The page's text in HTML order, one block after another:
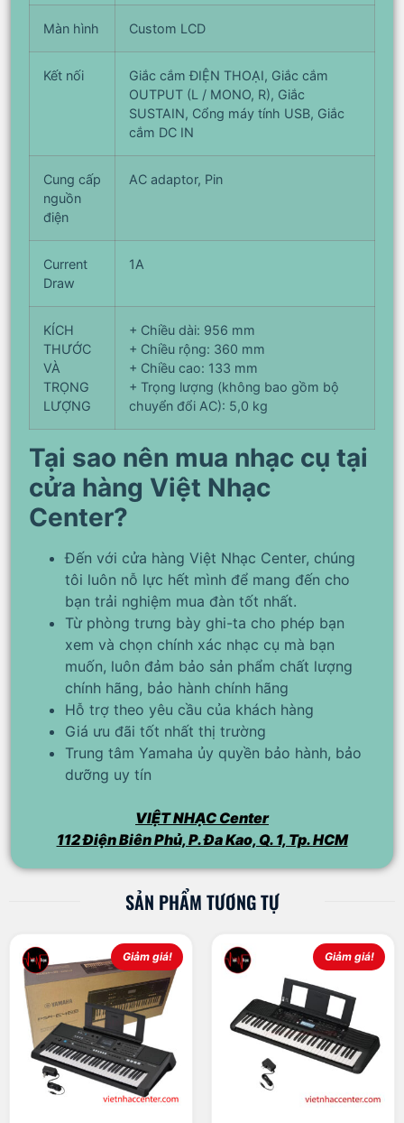
Màn hình Custom LCD
Kết nối
Giắc cắm ĐIỆN THOẠI, Giắc cắm
OUTPUT (L / MONO, R), Giắc
SUSTAIN, Cổng máy tính USB, Giắc
cắm DC IN
Cung cấp
nguồn
điện
AC adaptor, Pin
Current
Draw
1A
KÍCH
THƯỚC
VÀ
TRỌNG
LƯỢNG
+ Chiều dài: 956 mm
+ Chiều rộng: 360 mm
+ Chiều cao: 133 mm
+ Trọng lượng (không bao gồm bộ
chuyển đổi AC): 5,0 kg
Tại sao nên mua nhạc cụ tại
cửa hàng Việt Nhạc
Center?
Đến với cửa hàng Việt Nhạc Center, chúng
tôi luôn nỗ lực hết mình để mang đến cho
bạn trải nghiệm mua đàn tốt nhất.
Từ phòng trưng bày ghi-ta cho phép bạn
xem và chọn chính xác nhạc cụ mà bạn
muốn, luôn đảm bảo sản phẩm chất lượng
chính hãng, bảo hành chính hãng
Hỗ trợ theo yêu cầu của khách hàng
Giá ưu đãi tốt nhất thị trường
Trung tâm Yamaha ủy quyền bảo hành, bảo
dưỡng uy tín
VIỆT NHẠC Center
112 Điện Biên Phủ, P. Đa Kao, Q. 1, Tp. HCM
SẢN PHẨM TƯƠNG TỰ
Giảm giá! Giảm giá!